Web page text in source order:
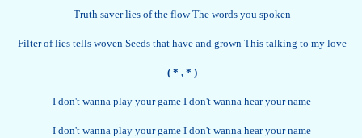
Truth saver lies of the flow The words you spoken
Filter of lies tells woven Seeds that have and grown This talking to my love
( * , * )
I don't wanna play your game I don't wanna hear your name
I don't wanna play your game I don't wanna hear your name